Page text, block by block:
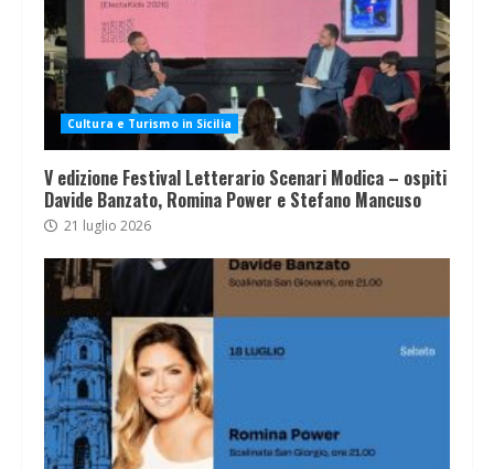
Cultura e Turismo in Sicilia
V edizione Festival Letterario Scenari Modica – ospiti
Davide Banzato, Romina Power e Stefano Mancuso
21 luglio 2026